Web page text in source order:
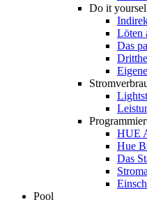
Do it
Löten
Das
HUE
Hue
Das
Pool